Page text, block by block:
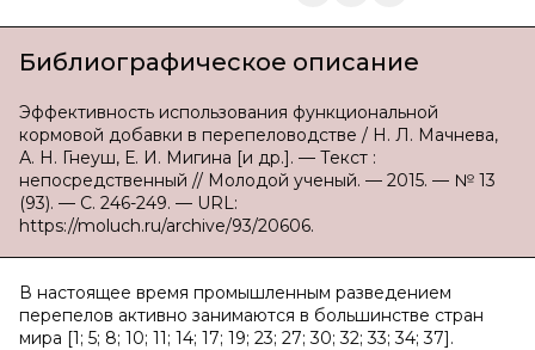
Библиографическое описание
Эффективность использования функциональной
кормовой добавки в перепеловодстве / Н. Л. Мачнева,
А. Н. Гнеуш, Е. И. Мигина [и др.]. — Текст :
непосредственный // Молодой ученый. — 2015. — № 13
(93). — С. 246-249. — URL:
https://moluch.ru/archive/93/20606.
В настоящее время промышленным разведением
перепелов активно занимаются в большинстве стран
мира [1; 5; 8; 10; 11; 14; 17; 19; 23; 27; 30; 32; 33; 34; 37].